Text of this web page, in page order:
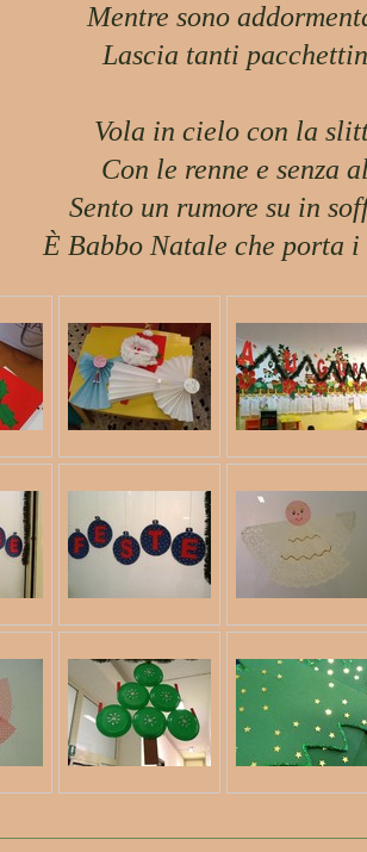
Mentre sono
Lascia tanti
Vola in cielo con la
Con le renne e senza
Sento un rumore su in
È Babbo Natale che porta